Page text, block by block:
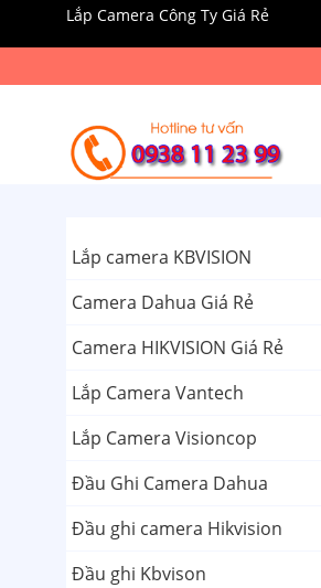
Lắp Camera Công Ty Giá Rẻ
Lắp camera KBVISION
Camera Dahua Giá Rẻ
Camera HIKVISION Giá Rẻ
Lắp Camera Vantech
Lắp Camera Visioncop
Đầu Ghi Camera Dahua
Đầu ghi camera Hikvision
Đầu ghi Kbvison